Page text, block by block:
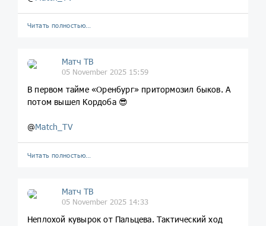
Читать полностью…
Матч ТВ
05 November 2025 15:59
В первом тайме «Оренбург» притормозил быков. А
потом вышел Кордоба 😎
@Match_TV
Читать полностью…
Матч ТВ
05 November 2025 14:33
Неплохой кувырок от Пальцева. Тактический ход